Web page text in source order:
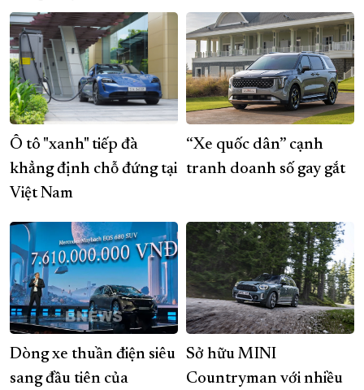
Ô tô "xanh" tiếp đà
khẳng định chỗ đứng tại
Việt Nam
“Xe quốc dân” cạnh
tranh doanh số gay gắt
Dòng xe thuần điện siêu
sang đầu tiên của
Sở hữu MINI
Countryman với nhiều